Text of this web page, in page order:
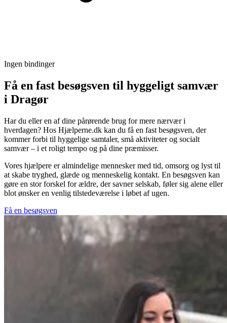
Ingen bindinger
Få en fast besøgsven til hyggeligt samvær
i Dragør
Har du eller en af dine pårørende brug for mere nærvær i
hverdagen? Hos Hjælperne.dk kan du få en fast besøgsven, der
kommer forbi til hyggelige samtaler, små aktiviteter og socialt
samvær – i et roligt tempo og på dine præmisser.
Vores hjælpere er almindelige mennesker med tid, omsorg og lyst til
at skabe tryghed, glæde og menneskelig kontakt. En besøgsven kan
gøre en stor forskel for ældre, der savner selskab, føler sig alene eller
blot ønsker en venlig tilstedeværelse i løbet af ugen.
Få en besøgsven